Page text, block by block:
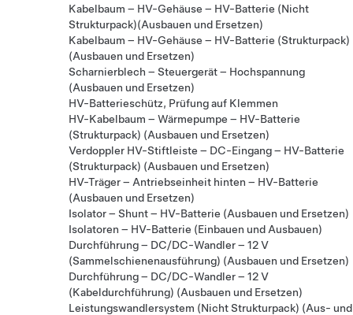
Kabelbaum – HV-Gehäuse – HV-Batterie (Nicht
Strukturpack)(Ausbauen und Ersetzen)
Kabelbaum – HV-Gehäuse – HV-Batterie (Strukturpack)
(Ausbauen und Ersetzen)
Scharnierblech – Steuergerät – Hochspannung
(Ausbauen und Ersetzen)
HV-Batterieschütz, Prüfung auf Klemmen
HV-Kabelbaum – Wärmepumpe – HV-Batterie
(Strukturpack) (Ausbauen und Ersetzen)
Verdoppler HV-Stiftleiste – DC-Eingang – HV-Batterie
(Strukturpack) (Ausbauen und Ersetzen)
HV-Träger – Antriebseinheit hinten – HV-Batterie
(Ausbauen und Ersetzen)
Isolator – Shunt – HV-Batterie (Ausbauen und Ersetzen)
Isolatoren – HV-Batterie (Einbauen und Ausbauen)
Durchführung – DC/DC-Wandler – 12 V
(Sammelschienenausführung) (Ausbauen und Ersetzen)
Durchführung – DC/DC-Wandler – 12 V
(Kabeldurchführung) (Ausbauen und Ersetzen)
Leistungswandlersystem (Nicht Strukturpack) (Aus- und